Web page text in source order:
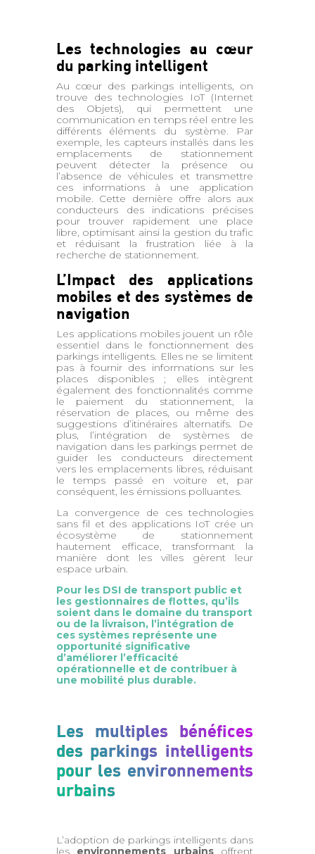
Les technologies au cœur
du parking intelligent
Au cœur des parkings intelligents, on
trouve des technologies IoT (Internet
des Objets), qui permettent une
communication en temps réel entre les
différents éléments du système. Par
exemple, les capteurs installés dans les
emplacements de stationnement
peuvent détecter la présence ou
l’absence de véhicules et transmettre
ces informations à une application
mobile. Cette dernière offre alors aux
conducteurs des indications précises
pour trouver rapidement une place
libre, optimisant ainsi la gestion du trafic
et réduisant la frustration liée à la
recherche de stationnement.
L’Impact des applications
mobiles et des systèmes de
navigation
Les applications mobiles jouent un rôle
essentiel dans le fonctionnement des
parkings intelligents. Elles ne se limitent
pas à fournir des informations sur les
places disponibles ; elles intègrent
également des fonctionnalités comme
le paiement du stationnement, la
réservation de places, ou même des
suggestions d’itinéraires alternatifs. De
plus, l’intégration de systèmes de
navigation dans les parkings permet de
guider les conducteurs directement
vers les emplacements libres, réduisant
le temps passé en voiture et, par
conséquent, les émissions polluantes.
La convergence de ces technologies
sans fil et des applications IoT crée un
écosystème de stationnement
hautement efficace, transformant la
manière dont les villes gèrent leur
espace urbain.
Pour les DSI de transport public et
les gestionnaires de flottes, qu’ils
soient dans le domaine du transport
ou de la livraison, l’intégration de
ces systèmes représente une
opportunité significative
d’améliorer l’efficacité
opérationnelle et de contribuer à
une mobilité plus durable.
Les multiples bénéfices
des parkings intelligents
pour les environnements
urbains
L’adoption de parkings intelligents dans
les environnements urbainsoffrent